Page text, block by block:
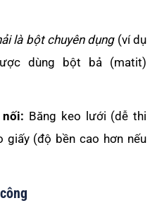
là bột chuyên dụng(ví dụ
dùng bột bả (matit)
Băng keo lưới (dễ thi
giấy (độ bền cao hơn nếu